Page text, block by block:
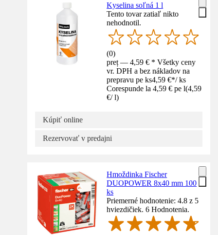
Kyselina soľná 1 l
Tento tovar zatiaľ nikto
nehodnotil.
(0)
preț — 4,59 € * Všetky ceny
vr. DPH a bez nákladov na
prepravu pe ks4,59 €*/ ks
Corespunde la 4,59 € pe l(4,59
€/ l)
Kúpiť online
Rezervovať v predajni
Hmoždinka Fischer
DUOPOWER 8x40 mm 100
ks
Priemerné hodnotenie: 4.8 z 5
hviezdičiek. 6 Hodnotenia.